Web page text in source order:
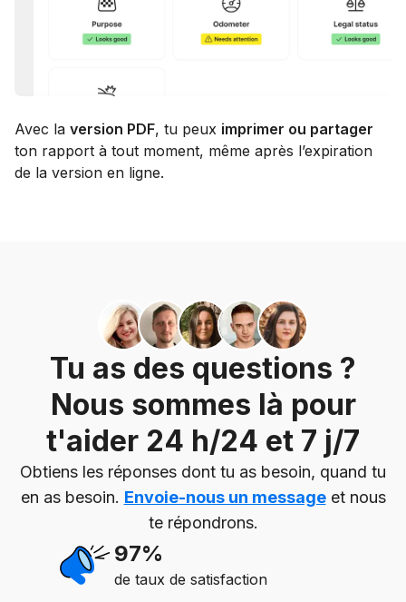
Avec la version PDF, tu peux imprimer ou partager
ton rapport à tout moment, même après l’expiration
de la version en ligne.
Tu as des questions ?
Nous sommes là pour
t'aider 24 h/24 et 7 j/7
Obtiens les réponses dont tu as besoin, quand tu
en as besoin. Envoie-nous un messageet nous
te répondrons.
97%
de taux de satisfaction